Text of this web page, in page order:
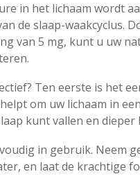
in het lichaam wordt
de slaap-waakcyclus.
van 5 mg, kunt u uw
Ten eerste is het
om uw lichaam in
kunt vallen en dieper
in gebruik. Neem
en laat de krachtige